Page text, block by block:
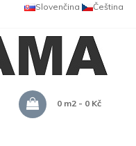
Čeština
Slovenčina
0 m2 - 0 Kč